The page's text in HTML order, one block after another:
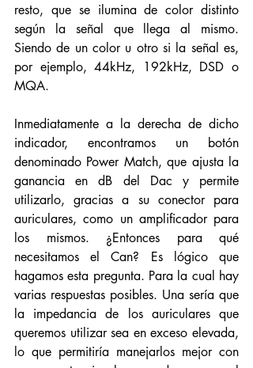
resto, que se ilumina de color distinto
según la señal que llega al mismo.
Siendo de un color u otro si la señal es,
por ejemplo, 44kHz, 192kHz, DSD o
MQA.
Inmediatamente a la derecha de dicho
indicador, encontramos un botón
denominado Power Match, que ajusta la
ganancia en dB del Dac y permite
utilizarlo, gracias a su conector para
auriculares, como un amplificador para
los mismos. ¿Entonces para qué
necesitamos el Can? Es lógico que
hagamos esta pregunta. Para la cual hay
varias respuestas posibles. Una sería que
la impedancia de los auriculares que
queremos utilizar sea en exceso elevada,
lo que permitiría manejarlos mejor con